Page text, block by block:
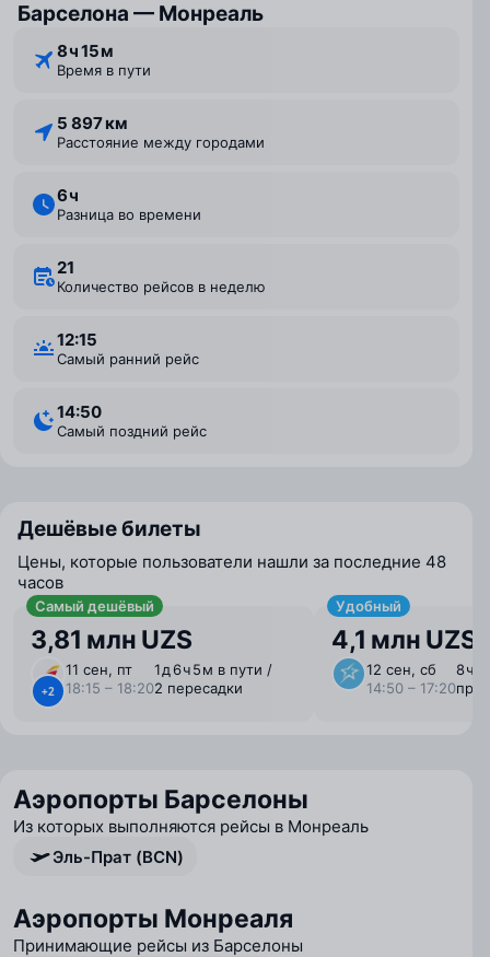
Барселона — Монреаль
8 ⁠ч 15 ⁠м
Время в пути
5 897 км
Расстояние между городами
6 ⁠ч
Разница во времени
21
Количество рейсов в неделю
12:15
Самый ранний рейс
14:50
Самый поздний рейс
Дешёвые билеты
Цены, которые пользователи нашли за последние 48
часов
Самый дешёвый
3,81 млн UZS
+2
11 сен, пт
18:15 – 18:20
1 ⁠д 6 ⁠ч 5 ⁠м в пути /
2 пересадки
Удобный
4,1 млн UZS
12 сен, сб
14:50 – 17:20
8 ⁠ч
Аэропорты Барселоны
Из которых выполняются рейсы в Монреаль
Эль-Прат (BCN)
Аэропорты Монреаля
Принимающие рейсы из Барселоны